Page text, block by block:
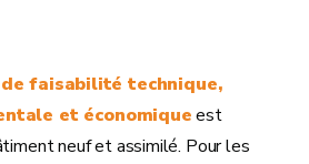
faisabilité technique,
et économiqueest
neuf et assimilé. Pour les